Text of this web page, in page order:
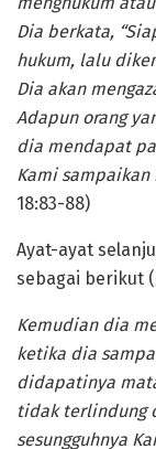
Dia berkata,
hukum, lalu
Dia akan
Adapun orang
dia mendapat
Kami
18:83-88)
Ayat-ayat
sebagai berikut
Kemudian dia
ketika dia
didapatinya
tidak terlindung
sesungguhnya